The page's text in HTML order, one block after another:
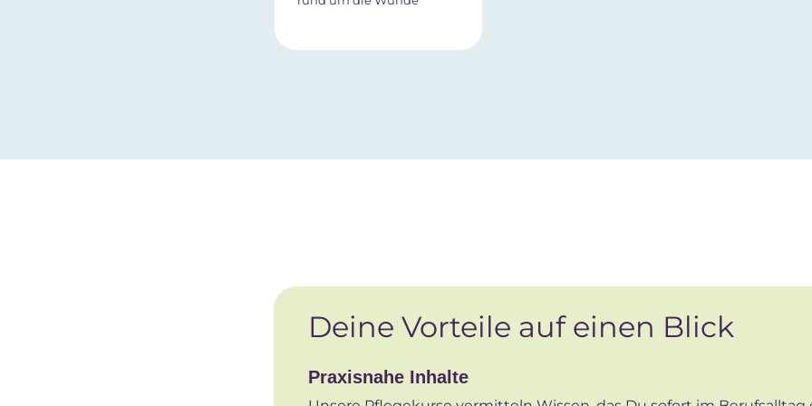
Deine Vorteile auf einen Blick
Praxisnahe Inhalte